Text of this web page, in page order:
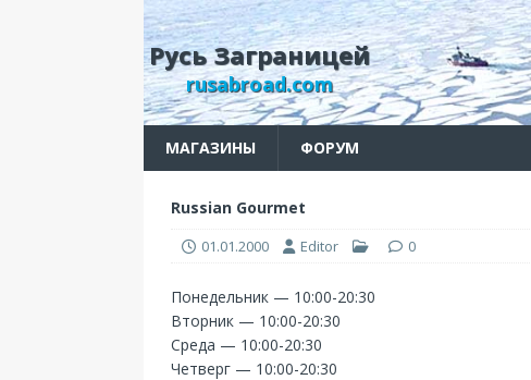
Русь Заграницей
rusabroad.com
МАГАЗИНЫ ФОРУМ
Russian Gourmet
01.01.2000 Editor 0
Понедельник — 10:00-20:30
Вторник — 10:00-20:30
Среда — 10:00-20:30
Четверг — 10:00-20:30